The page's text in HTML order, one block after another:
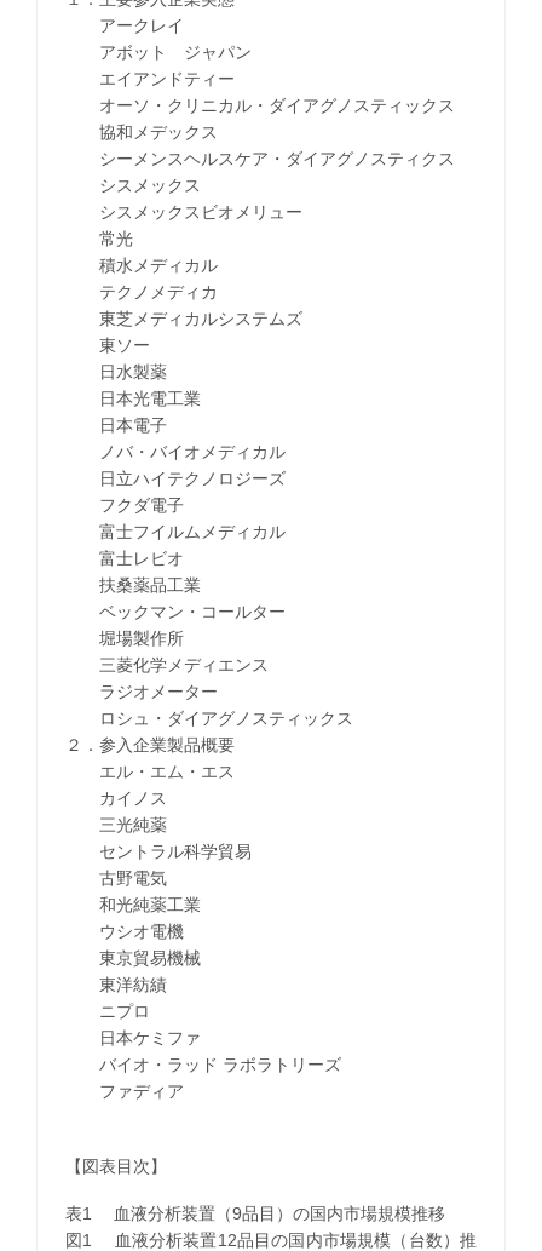
アークレイ
アボット ジャパン
エイアンドティー
オーソ・クリニカル・ダイアグノスティックス
協和メデックス
シーメンスヘルスケア・ダイアグノスティクス
シスメックス
シスメックスビオメリュー
常光
積水メディカル
テクノメディカ
東芝メディカルシステムズ
東ソー
日水製薬
日本光電工業
日本電子
ノバ・バイオメディカル
日立ハイテクノロジーズ
フクダ電子
富士フイルムメディカル
富士レビオ
扶桑薬品工業
ベックマン・コールター
堀場製作所
三菱化学メディエンス
ラジオメーター
ロシュ・ダイアグノスティックス
２．参入企業製品概要
エル・エム・エス
カイノス
三光純薬
セントラル科学貿易
古野電気
和光純薬工業
ウシオ電機
東京貿易機械
東洋紡績
ニプロ
日本ケミファ
バイオ・ラッド ラボラトリーズ
ファディア
【図表目次】
表1 血液分析装置（9品目）の国内市場規模推移
図1 血液分析装置12品目の国内市場規模（台数）推